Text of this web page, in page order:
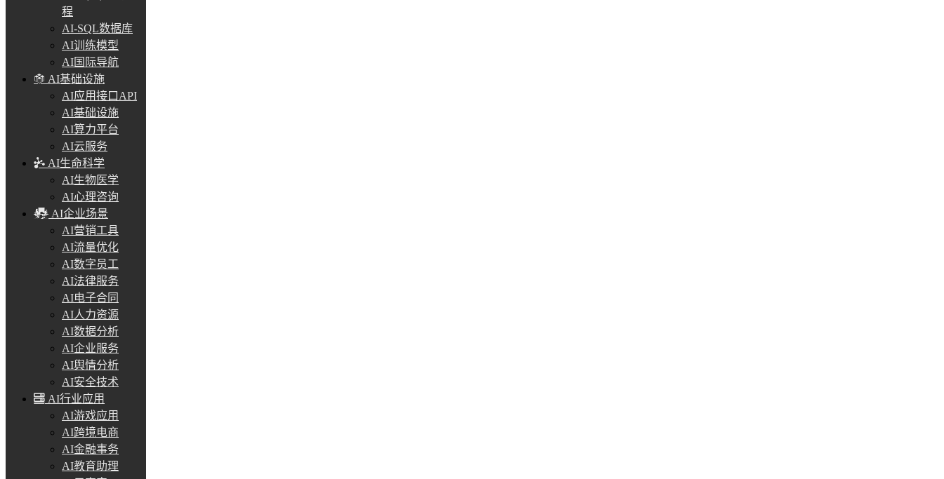
程
AI-SQL数据库
AI训练模型
AI国际导航
AI基础设施
AI应用接口API
AI基础设施
AI算力平台
AI云服务
AI生命科学
AI生物医学
AI心理咨询
AI企业场景
AI营销工具
AI流量优化
AI数字员工
AI法律服务
AI电子合同
AI人力资源
AI数据分析
AI企业服务
AI舆情分析
AI安全技术
AI行业应用
AI游戏应用
AI跨境电商
AI金融事务
AI教育助理